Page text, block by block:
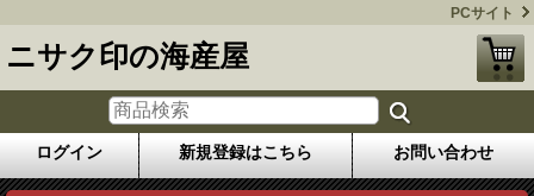
PCサイト
ニサク印の海産屋
ログイン 新規登録はこちら お問い合わせ